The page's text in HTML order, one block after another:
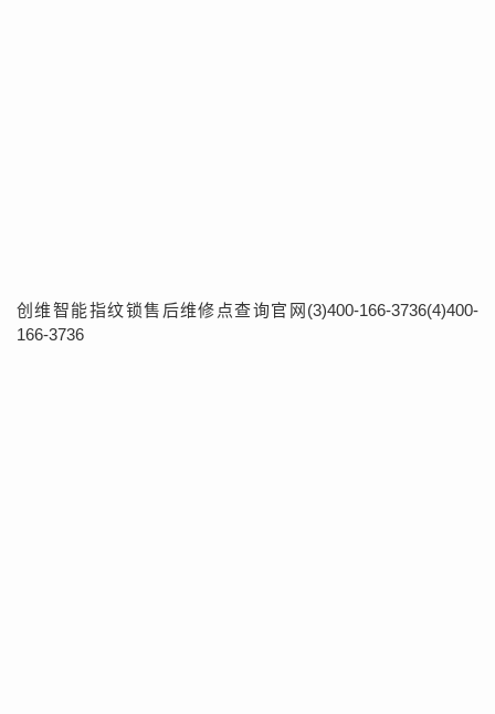
创维智能指纹锁售后维修点查询官网(3)400-166-3736(4)400-
166-3736